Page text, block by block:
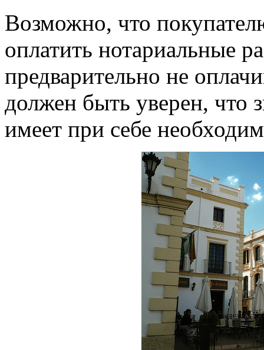
Возможно, что
оплатить нотариальные
предварительно не
должен быть уверен, что
имеет при себе